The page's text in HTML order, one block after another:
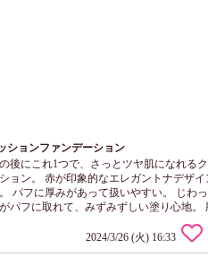
ションファンデーション
後にこれ1つで、さっとツヤ肌になれる
ョン。 赤が印象的なエレガントナデザイ
パフに厚みがあって扱いやすい。 じわっ
パフに取れて、みずみずしい塗り心地。
よいです。 ふわっと、ほのかなローズの
ラなどを均一にカバーして、輝くような
♪ あ～この艶やかな仕上がり、すごい理
2024/3/26 (火) 16:33